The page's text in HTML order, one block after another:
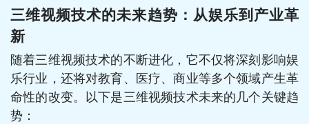
三维视频技术的未来趋势：从娱乐到产业革
新
随着三维视频技术的不断进化，它不仅将深刻影响娱
乐行业，还将对教育、医疗、商业等多个领域产生革
命性的改变。以下是三维视频技术未来的几个关键趋
势：